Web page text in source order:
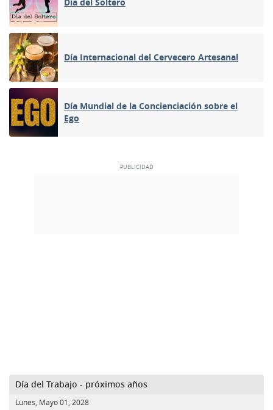
Día Internacional del Cervecero Artesanal
Día Mundial de la Concienciación sobre el
Ego
Día del Trabajo - próximos años
Lunes, Mayo 01, 2028